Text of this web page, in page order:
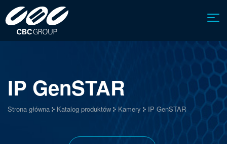
IP GenSTAR
Strona główna Katalog produktów Kamery IP GenSTAR